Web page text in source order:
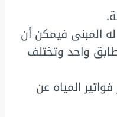
المبنى فيمكن أن
واحد وتختلف
المياه عن